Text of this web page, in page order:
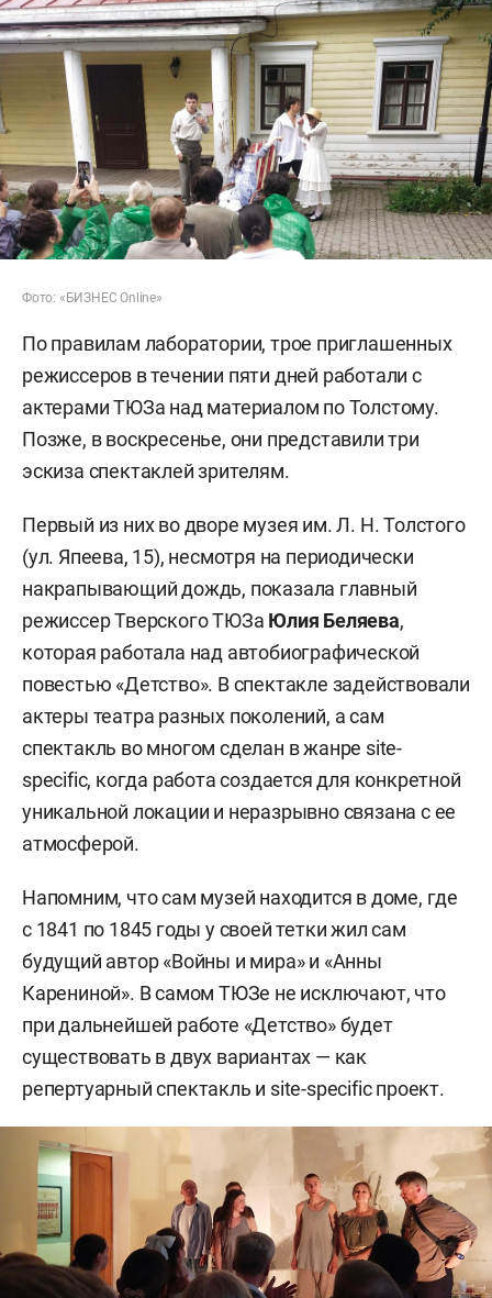
Фото: «БИЗНЕС Online»
По правилам лаборатории, трое приглашенных
режиссеров в течении пяти дней работали с
актерами ТЮЗа над материалом по Толстому.
Позже, в воскресенье, они представили три
эскиза спектаклей зрителям.
Первый из них во дворе музея им. Л. Н. Толстого
(ул. Япеева, 15), несмотря на периодически
накрапывающий дождь, показала главный
режиссер Тверского ТЮЗа Юлия Беляева,
которая работала над автобиографической
повестью «Детство». В спектакле задействовали
актеры театра разных поколений, а сам
спектакль во многом сделан в жанре site-
specific, когда работа создается для конкретной
уникальной локации и неразрывно связана с ее
атмосферой.
Напомним, что сам музей находится в доме, где
с 1841 по 1845 годы у своей тетки жил сам
будущий автор «Войны и мира» и «Анны
Карениной». В самом ТЮЗе не исключают, что
при дальнейшей работе «Детство» будет
существовать в двух вариантах — как
репертуарный спектакль и site-specific проект.